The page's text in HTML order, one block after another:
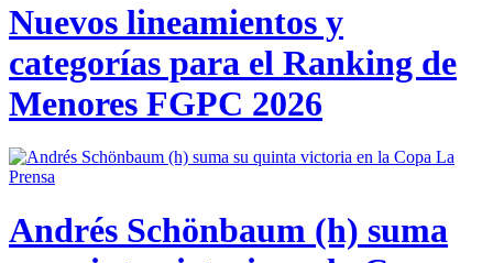
Nuevos lineamientos y
categorías para el Ranking de
Menores FGPC 2026
Andrés Schönbaum (h) suma